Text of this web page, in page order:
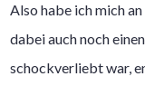
Also habe ich mich
dabei auch noch
schockverliebt war,